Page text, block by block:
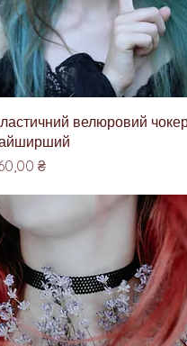
Швидкий перегляд
велюровий
₴